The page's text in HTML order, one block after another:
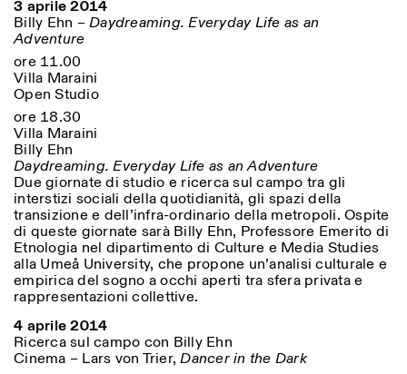
3 aprile 2014
Billy Ehn –Daydreaming. Everyday Life as an
Adventure
ore 11.00
Villa Maraini
Open Studio
ore 18.30
Villa Maraini
Billy Ehn
Daydreaming. Everyday Life as an Adventure
Due giornate di studio e ricerca sul campo tra gli
interstizi sociali della quotidianità, gli spazi della
transizione e dell’infra-ordinario della metropoli. Ospite
di queste giornate sarà Billy Ehn, Professore Emerito di
Etnologia nel dipartimento di Culture e Media Studies
alla Umeå University, che propone un’analisi culturale e
empirica del sogno a occhi aperti tra sfera privata e
rappresentazioni collettive.
4 aprile 2014
Ricerca sul campo con Billy Ehn
Cinema – Lars von Trier,Dancer in the Dark